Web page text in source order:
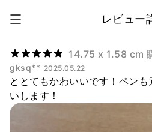
14.75 x 1.58 cm
gksq** 2025.05.22
ととてもかわいいです！ペン
いします！
レビュー
1個から制作
販促品/